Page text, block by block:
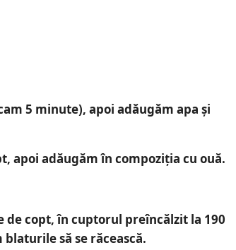
5 minute), apoi adăugăm apa și
apoi adăugăm în compoziția cu ouă.
copt, în cuptorul preîncălzit la 190
să se răcească.